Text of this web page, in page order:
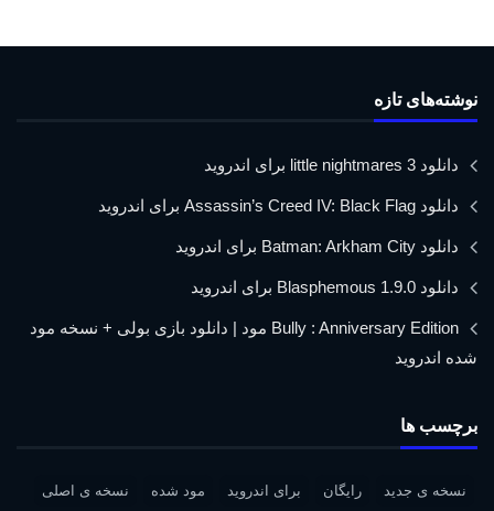
نوشته‌های تازه
دانلود little nightmares 3 برای اندروید
دانلود Assassin’s Creed IV: Black Flag برای اندروید
دانلود Batman: Arkham City برای اندروید
دانلود Blasphemous 1.9.0 برای اندروید
Bully : Anniversary Edition مود | دانلود بازی بولی + نسخه مود
شده اندروید
برچسب ها
نسخه ی جدید رایگان برای اندروید مود شده نسخه ی اصلی